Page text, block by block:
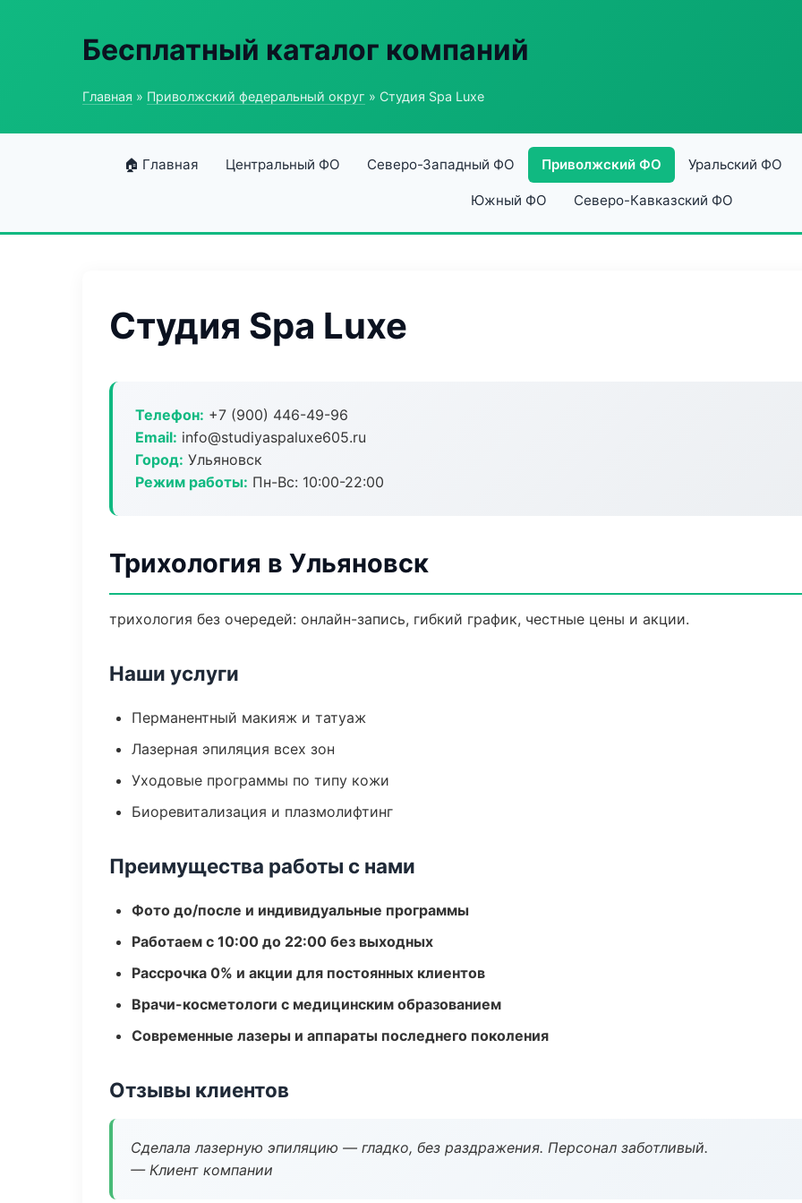
Бесплатный каталог компаний
Главная » Приволжский федеральный округ » Студия Spa Luxe
🏠 Главная Центральный ФО Северо-Западный ФО Приволжский ФО Уральский ФО
Южный ФО Северо-Кавказский ФО
Студия Spa Luxe
Телефон: +7 (900) 446-49-96
Email: info@studiyaspaluxe605.ru
Город: Ульяновск
Режим работы: Пн-Вс: 10:00-22:00
Трихология в Ульяновск
трихология без очередей: онлайн-запись, гибкий график, честные цены и акции.
Наши услуги
Перманентный макияж и татуаж
Лазерная эпиляция всех зон
Уходовые программы по типу кожи
Биоревитализация и плазмолифтинг
Преимущества работы с нами
Фото до/после и индивидуальные программы
Работаем с 10:00 до 22:00 без выходных
Рассрочка 0% и акции для постоянных клиентов
Врачи-косметологи с медицинским образованием
Современные лазеры и аппараты последнего поколения
Отзывы клиентов
Сделала лазерную эпиляцию — гладко, без раздражения. Персонал заботливый.
— Клиент компании